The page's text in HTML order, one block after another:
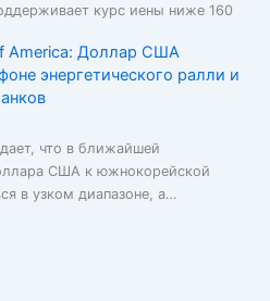
курс иены ниже 160
America: Доллар США
энергетического ралли и
что в ближайшей
США к южнокорейской
в узком диапазоне, а…